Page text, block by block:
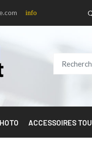
info
ACCESSOIRES